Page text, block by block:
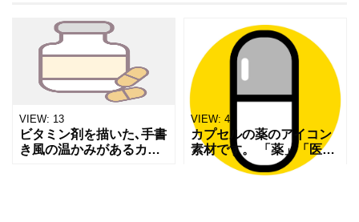
VIEW: 13
ビタミン剤を描いた､手書
き風の温かみがあるカラ
VIEW: 45
カプセルの薬のアイコン
素材です。 「薬」「医
療」「治療」「健康」
「サプリメント」「投